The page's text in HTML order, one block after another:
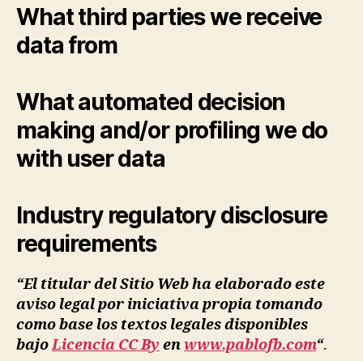
What third parties we receive
data from
What automated decision
making and/or profiling we do
with user data
Industry regulatory disclosure
requirements
“El titular del Sitio Web ha elaborado este
aviso legal por iniciativa propia tomando
como base los textos legales disponibles
bajoLicencia CC By enwww.pablofb.com“.